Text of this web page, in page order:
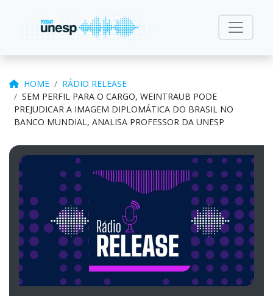
HOME
RÁDIO RELEASE
SEM PERFIL PARA O CARGO, WEINTRAUB PODE
PREJUDICAR A IMAGEM DIPLOMÁTICA DO BRASIL NO
BANCO MUNDIAL, ANALISA PROFESSOR DA UNESP